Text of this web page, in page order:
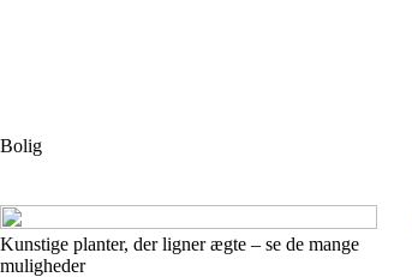
Bolig
Kunstige planter, der ligner ægte – se de mange
muligheder